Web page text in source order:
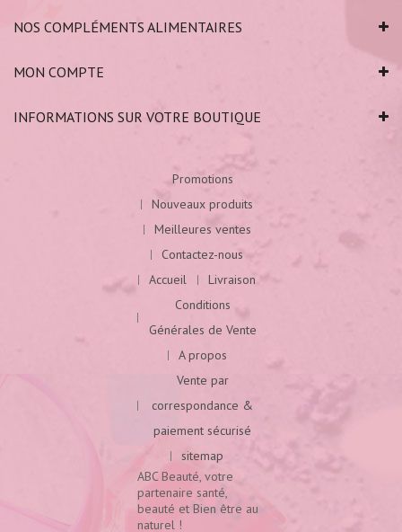
NOS COMPLÉMENTS ALIMENTAIRES
MON COMPTE
INFORMATIONS SUR VOTRE BOUTIQUE
Promotions
Nouveaux produits
Meilleures ventes
Contactez-nous
Accueil
Livraison
Conditions
Générales de Vente
A propos
Vente par
correspondance &
paiement sécurisé
sitemap
ABC Beauté, votre
partenaire santé,
beauté et Bien être au
naturel !